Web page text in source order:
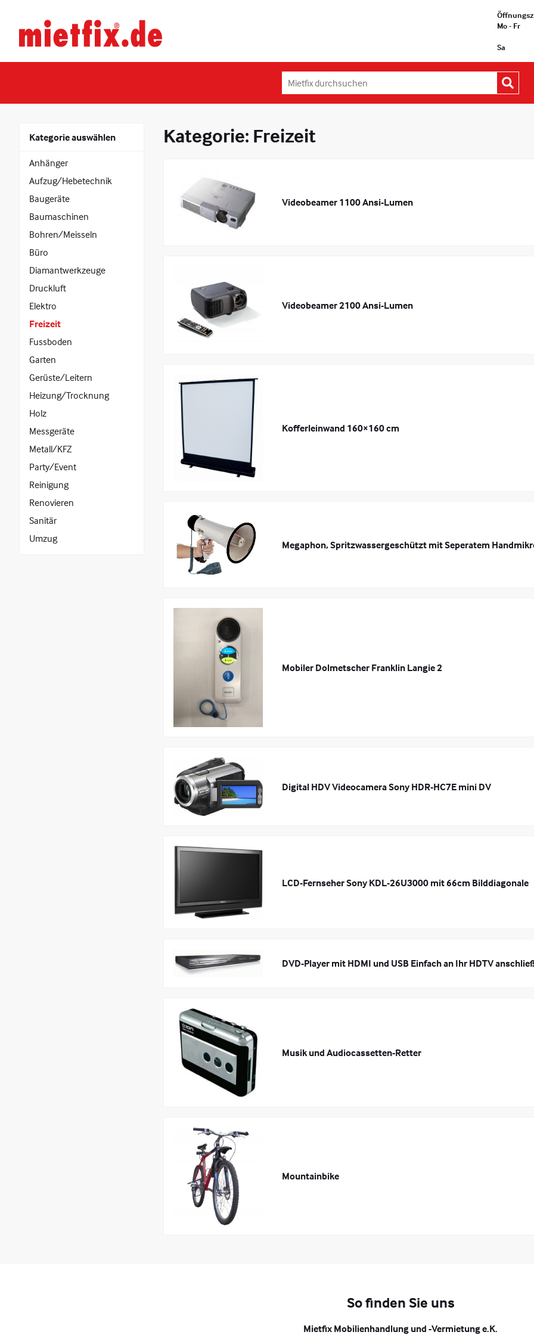
springenGeräte
und
Maschinen
Heidelberg
Mo - Fr
Sa
durchsuchen:
Kategorie auswählen
Anhänger
Aufzug/Hebetechnik
Baugeräte
Baumaschinen
Bohren/Meisseln
Büro
Diamantwerkzeuge
Druckluft
Elektro
Freizeit
Fussboden
Garten
Gerüste/Leitern
Heizung/Trocknung
Holz
Messgeräte
Metall/KFZ
Party/Event
Reinigung
Renovieren
Sanitär
Umzug
Kategorie: Freizeit
Videobeamer 1100 Ansi-Lumen
Videobeamer 2100 Ansi-Lumen
Kofferleinwand 160×160 cm
Megaphon, Spritzwassergeschützt mit Seperatem
Mobiler Dolmetscher Franklin Langie 2
Digital HDV Videocamera Sony HDR-HC7E mini DV
LCD-Fernseher Sony KDL-26U3000 mit 66cm Bilddiagonale
DVD-Player mit HDMI und USB Einfach an Ihr HDTV
Musik und Audiocassetten-Retter
Mountainbike
So finden Sie uns
Mietfix Mobilienhandlung und -Vermietung e.K.